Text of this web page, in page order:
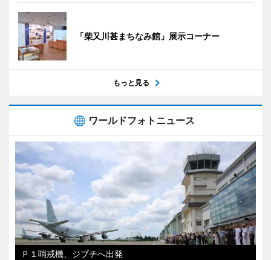
「柴又川甚まちなみ館」展示コーナー
もっと見る
ワールドフォトニュース
Ｐ１哨戒機、ジブチへ出発